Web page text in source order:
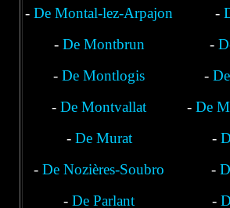
-De Montal-lez-Arpajon -
- De Montbrun -
-De Montlogis -
-De Montvallat - De
- De Murat -
-De Nozières-Soubro -
-De Parlant -